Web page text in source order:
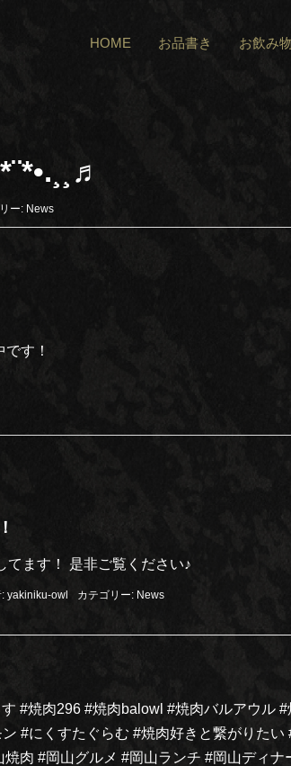
HOME お品書き お飲み物
ー: News
す！
てます！ 是非ご覧ください♪
yakiniku-owl カテゴリー: News
#焼肉296 #焼肉balowl #焼肉バルアウル
#にくすたぐらむ #焼肉好きと繋がりた
肉 #岡山グルメ #岡山ランチ #岡山ディ